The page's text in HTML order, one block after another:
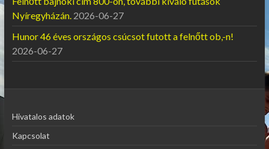
Nyíregyházán. 2026-06-27
Hunor 46 éves országos csúcsot futott a felnőtt ob,-n!
2026-06-27
Hivatalos adatok
Kapcsolat